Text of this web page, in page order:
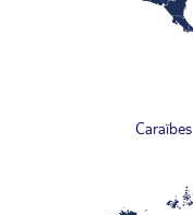
Caraïbes